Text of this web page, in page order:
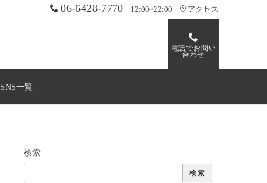
06-6428-7770 12:00~22:00 アクセス
電話でお問い
合わせ
SNS一覧
検索
検索